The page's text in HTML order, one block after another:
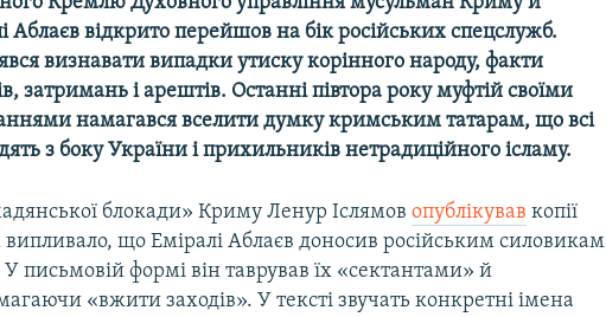
Аблаєв відкрито перейшов на бік російських спецслужб.
визнавати випадки утиску корінного народу, факти
затримань і арештів. Останні півтора року муфтій своїми
намагався вселити думку кримським татарам, що всі
з боку України і прихильників нетрадиційного ісламу.
блокади» Криму Ленур Іслямовопублікував копії
випливало, що Еміралі Аблаєв доносив російським силовикам
У письмовій формі він таврував їх «сектантами» й
«вжити заходів». У тексті звучать конкретні імена